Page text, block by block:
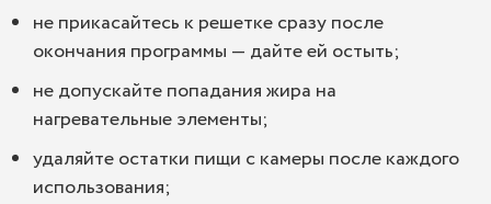
не прикасайтесь к решетке сразу после
окончания программы — дайте ей остыть;
не допускайте попадания жира на
нагревательные элементы;
удаляйте остатки пищи с камеры после каждого
использования;